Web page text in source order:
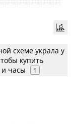
схеме украла у
купить
и часы
1